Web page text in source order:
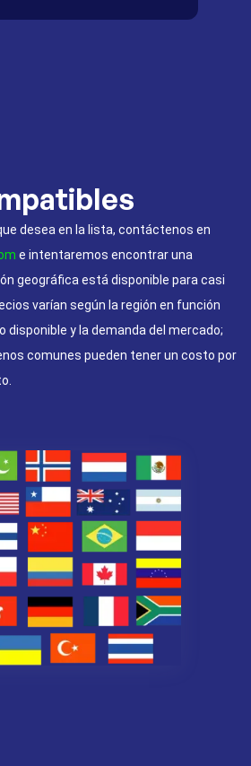
desea en la lista, contáctenos en
e intentaremos encontrar una
geográfica está disponible para casi
varían según la región en función
disponible y la demanda del mercado;
comunes pueden tener un costo por